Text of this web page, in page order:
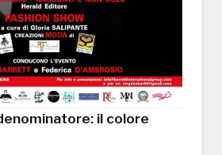
il colore